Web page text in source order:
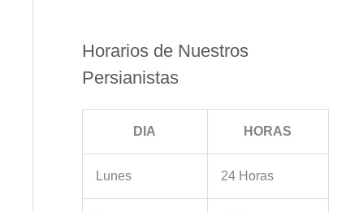
Horarios de Nuestros
Persianistas
DIA HORAS
Lunes 24 Horas